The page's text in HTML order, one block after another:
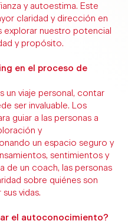
y autoestima. Este
claridad y dirección en
explorar nuestro potencial
y propósito.
en el proceso de
un viaje personal, contar
ser invaluable. Los
guiar a las personas a
y
un espacio seguro y
sentimientos y
de un coach, las personas
sobre quiénes son
vidas.
el autoconocimiento?